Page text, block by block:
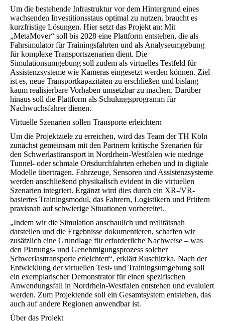
Um die bestehende Infrastruktur vor dem Hintergrund eines
wachsenden Investitionsstaus optimal zu nutzen, braucht es
kurzfristige Lösungen. Hier setzt das Projekt an: Mit
„MetaMover“ soll bis 2028 eine Plattform entstehen, die als
Fahrsimulator für Trainingsfahrten und als Analyseumgebung
für komplexe Transportszenarien dient. Die
Simulationsumgebung soll zudem als virtuelles Testfeld für
Assistenzsysteme wie Kameras eingesetzt werden können. Ziel
ist es, neue Transportkapazitäten zu erschließen und bislang
kaum realisierbare Vorhaben umsetzbar zu machen. Darüber
hinaus soll die Plattform als Schulungsprogramm für
Nachwuchsfahrer dienen.
Virtuelle Szenarien sollen Transporte erleichtern
Um die Projektziele zu erreichen, wird das Team der TH Köln
zunächst gemeinsam mit den Partnern kritische Szenarien für
den Schwerlasttransport in Nordrhein-Westfalen wie niedrige
Tunnel- oder schmale Ortsdurchfahrten erheben und in digitale
Modelle übertragen. Fahrzeuge, Sensoren und Assistenzsysteme
werden anschließend physikalisch evident in die virtuellen
Szenarien integriert. Ergänzt wird dies durch ein XR-/VR-
basiertes Trainingsmodul, das Fahrern, Logistikern und Prüfern
praxisnah auf schwierige Situationen vorbereitet.
„Indem wir die Simulation anschaulich und realitätsnah
darstellen und die Ergebnisse dokumentieren, schaffen wir
zusätzlich eine Grundlage für erforderliche Nachweise – was
den Planungs- und Genehmigungsprozess solcher
Schwerlasttransporte erleichtert“, erklärt Ruschitzka. Nach der
Entwicklung der virtuellen Test- und Trainingsumgebung soll
ein exemplarischer Demonstrator für einen spezifischen
Anwendungsfall in Nordrhein-Westfalen entstehen und evaluiert
werden. Zum Projektende soll ein Gesamtsystem entstehen, das
auch auf andere Regionen anwendbar ist.
Über das Projekt